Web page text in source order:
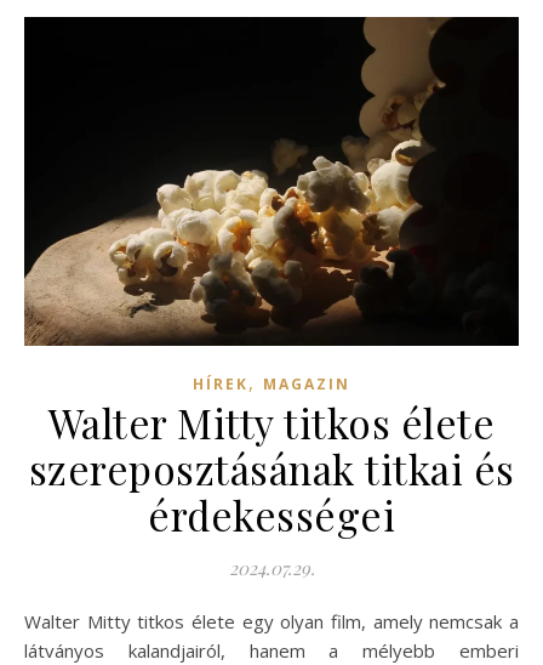
HÍREK, MAGAZIN
Walter Mitty titkos élete
szereposztásának titkai és
érdekességei
2024.07.29.
Walter Mitty titkos élete egy olyan film, amely nemcsak a
látványos kalandjairól, hanem a mélyebb emberi